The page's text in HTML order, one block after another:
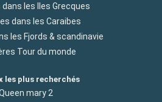
les Iles Grecques
dans les Caraibes
les Fjords & scandinavie
Tour du monde
les plus recherchés
mary 2